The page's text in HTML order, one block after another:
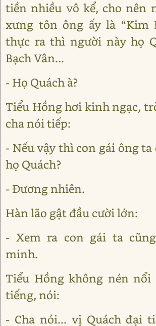
tiền nhiều vô kể, cho nên
xưng tôn ông ấy là “Kim
thực ra thì người này họ
Bạch Vân...
- Họ Quách à?
Tiểu Hồng hơi kinh ngạc,
cha nói tiếp:
- Nếu vậy thì con gái ông
họ Quách?
- Đương nhiên.
Hàn lão gật đầu cười lớn:
- Xem ra con gái ta
minh.
Tiểu Hồng không nén nổi
tiếng, nói:
- Cha nói... vị Quách đại